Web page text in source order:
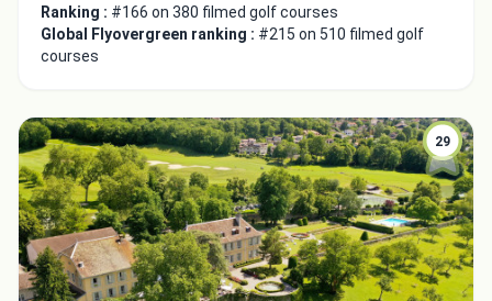
Ranking : #166 on 380 filmed golf courses
Global Flyovergreen ranking : #215 on 510 filmed golf
courses
29